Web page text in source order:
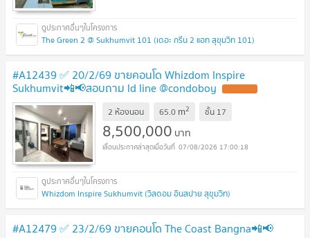
The Green 2 @ Sukhumvit 101 (เดอะ กรีน 2 แอท สุขุมวิท 101)
#A12439 ✅ 20/2/69 ขายคอนโด Whizdom Inspire
Sukhumvit📲📢สอบถาม ld line @condoboy
2 ห้องนอน 65.0 m2 ชั้น 17
8,500,000 บาท
07/08/2026 17:00:18
Whizdom Inspire Sukhumvit (วิสดอม อินสปาย สุขุมวิท)
#A12479 ✅ 23/2/69 ขายคอนโด The Coast Bangna📲📢